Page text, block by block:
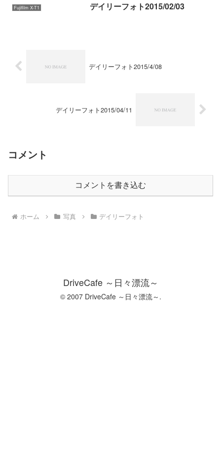
Fujifilm X-T1 デイリーフォト2015/02/03
デイリーフォト2015/4/08
デイリーフォト2015/04/11
コメント
コメントを書き込む
ホーム 写真 デイリーフォト
DriveCafe ～日々漂流～
© 2007 DriveCafe ～日々漂流～.